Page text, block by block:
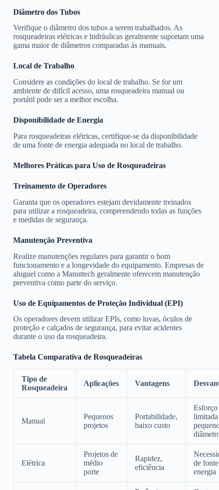
Diâmetro dos Tubos
Verifique o diâmetro dos tubos a serem trabalhados. As
rosqueadeiras elétricas e hidráulicas geralmente suportam uma
gama maior de diâmetros comparadas às manuais.
Local de Trabalho
Considere as condições do local de trabalho. Se for um
ambiente de difícil acesso, uma rosqueadeira manual ou
portátil pode ser a melhor escolha.
Disponibilidade de Energia
Para rosqueadeiras elétricas, certifique-se da disponibilidade
de uma fonte de energia adequada no local de trabalho.
Melhores Práticas para Uso de Rosqueadeiras
Treinamento de Operadores
Garanta que os operadores estejam devidamente treinados
para utilizar a rosqueadeira, compreendendo todas as funções
e medidas de segurança.
Manutenção Preventiva
Realize manutenções regulares para garantir o bom
funcionamento e a longevidade do equipamento. Empresas de
aluguel como a Manuttech geralmente oferecem manutenção
preventiva como parte do serviço.
Uso de Equipamentos de Proteção Individual (EPI)
Os operadores devem utilizar EPIs, como luvas, óculos de
proteção e calçados de segurança, para evitar acidentes
durante o uso da rosqueadeira.
Tabela Comparativa de Rosqueadeiras
Tipo de
Rosqueadeira
Aplicações Vantagens
Manual
Pequenos
projetos
Portabilidade,
baixo custo
limitada
Elétrica
Projetos de
médio
porte
Rapidez,
eficiência
de
energia